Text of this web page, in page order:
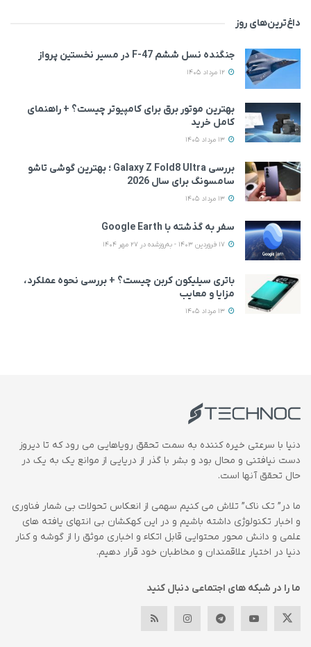
داغ‌ترین‌های روز
جنگنده نسل ششم F-47 در مسیر نخستین پرواز
بهترین موتور برق برای کامپیوتر چیست؟ + راهنمای
کامل خرید
بررسی Galaxy Z Fold8 Ultra ؛ بهترین گوشی تاشو
سامسونگ برای سال 2026
سفر به گذشته با Google Earth
باتری سیلیکون کربن چیست؟ + بررسی نحوه عملکرد،
مزایا و معایب
دنیا با سرعتی خیره کننده به سمت تحقق رویاهایی می رود که تا دیروز
دست نیافتنی و محال بود و بشر با گذر از دریایی از موانع یک به یک در
حال تحقق آنها است.
ما در” تک ناک” تلاش می کنیم سهمی از انعکاس تحولات بی شمار فناوری
و اخبار تکنولوژی داشته باشیم و در این کهکشان بی انتهای یافته های
علمی و دانش محور محتوایی قابل اتکاء و اخباری موثق را از گوشه و کنار
دنیا در اختیار علاقمندان و مخاطبان خود قرار دهیم.
ما را در شبکه های اجتماعی دنبال کنید